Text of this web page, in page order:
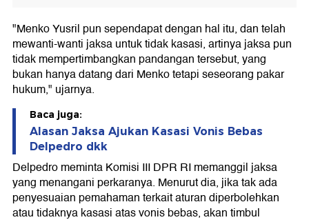
"Menko Yusril pun sependapat dengan hal itu, dan telah
mewanti-wanti jaksa untuk tidak kasasi, artinya jaksa pun
tidak mempertimbangkan pandangan tersebut, yang
bukan hanya datang dari Menko tetapi seseorang pakar
hukum," ujarnya.
Baca juga:
Alasan Jaksa Ajukan Kasasi Vonis Bebas
Delpedro dkk
Delpedro meminta Komisi III DPR RI memanggil jaksa
yang menangani perkaranya. Menurut dia, jika tak ada
penyesuaian pemahaman terkait aturan diperbolehkan
atau tidaknya kasasi atas vonis bebas, akan timbul